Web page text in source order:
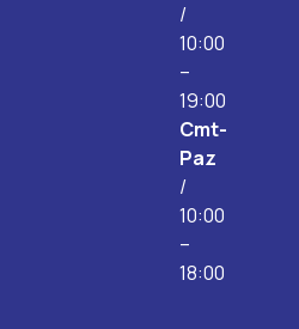
/
10:00
–
19:00
Cmt-
Paz
/
10:00
–
18:00